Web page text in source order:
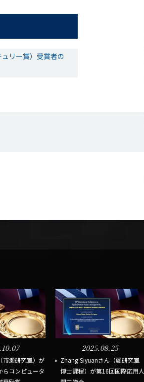
リー賞）受賞者の
市瀬研究室）が
らコンピュータ
2025.08.25
Zhang Siyuanさん（顧研究室
博士課程）が第16回国際応用人